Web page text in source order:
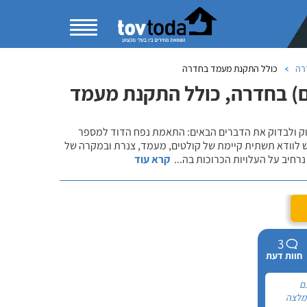
כולל התקנת מעמד בחדרה
בחדרה, כולל התקנת מעמד
ולבדוק את הדברים הבאים: התאמת נפח הדוד למספר
לוודא תשתית קיימת של קולטים, מעמד, צנרת ובמקרה של
על העלויות הכרוכות בה... קרא עוד
3
חוות דעת